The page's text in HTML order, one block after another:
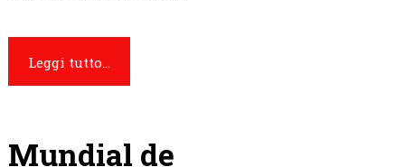
Leggi tutto...
Mundial de